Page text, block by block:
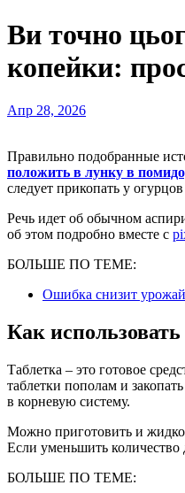
Ви точно
копейки:
Апр 28, 2026
Правильно подобранные
положить в лунку в
следует прикопать у
Речь идет об обычном
об этом подробно вместе с
БОЛЬШЕ ПО ТЕМЕ:
Ошибка снизит
Как
Таблетка – это готовое
таблетки пополам и
в корневую систему.
Можно приготовить и
Если уменьшить количество
БОЛЬШЕ ПО ТЕМЕ: